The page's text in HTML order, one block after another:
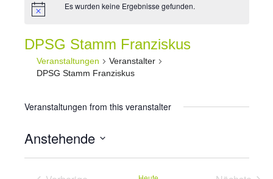
Es wurden keine Ergebnisse gefunden.
DPSG Stamm Franziskus
Veranstaltungen
Veranstalter
DPSG Stamm Franziskus
Veranstaltungen from this veranstalter
Anstehende
Datum
wählen.